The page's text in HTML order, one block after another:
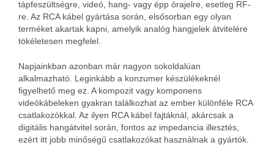
tápfeszültségre, videó, hang- vagy épp órajelre, esetleg RF-
re. Az RCA kábel gyártása során, elsősorban egy olyan
terméket akartak kapni, amelyik analóg hangjelek átvitelére
tökéletesen megfelel.
Napjainkban azonban már nagyon sokoldalúan
alkalmazható. Leginkább a konzumer készülékeknél
figyelhető meg ez. A kompozit vagy komponens
videókábeleken gyakran találkozhat az ember különféle RCA
csatlakozókkal. Az ilyen RCA kábel fajtáknál, akárcsak a
digitális hangátvitel során, fontos az impedancia illesztés,
ezért itt jobb minőségű csatlakozókat használnak a gyártók.